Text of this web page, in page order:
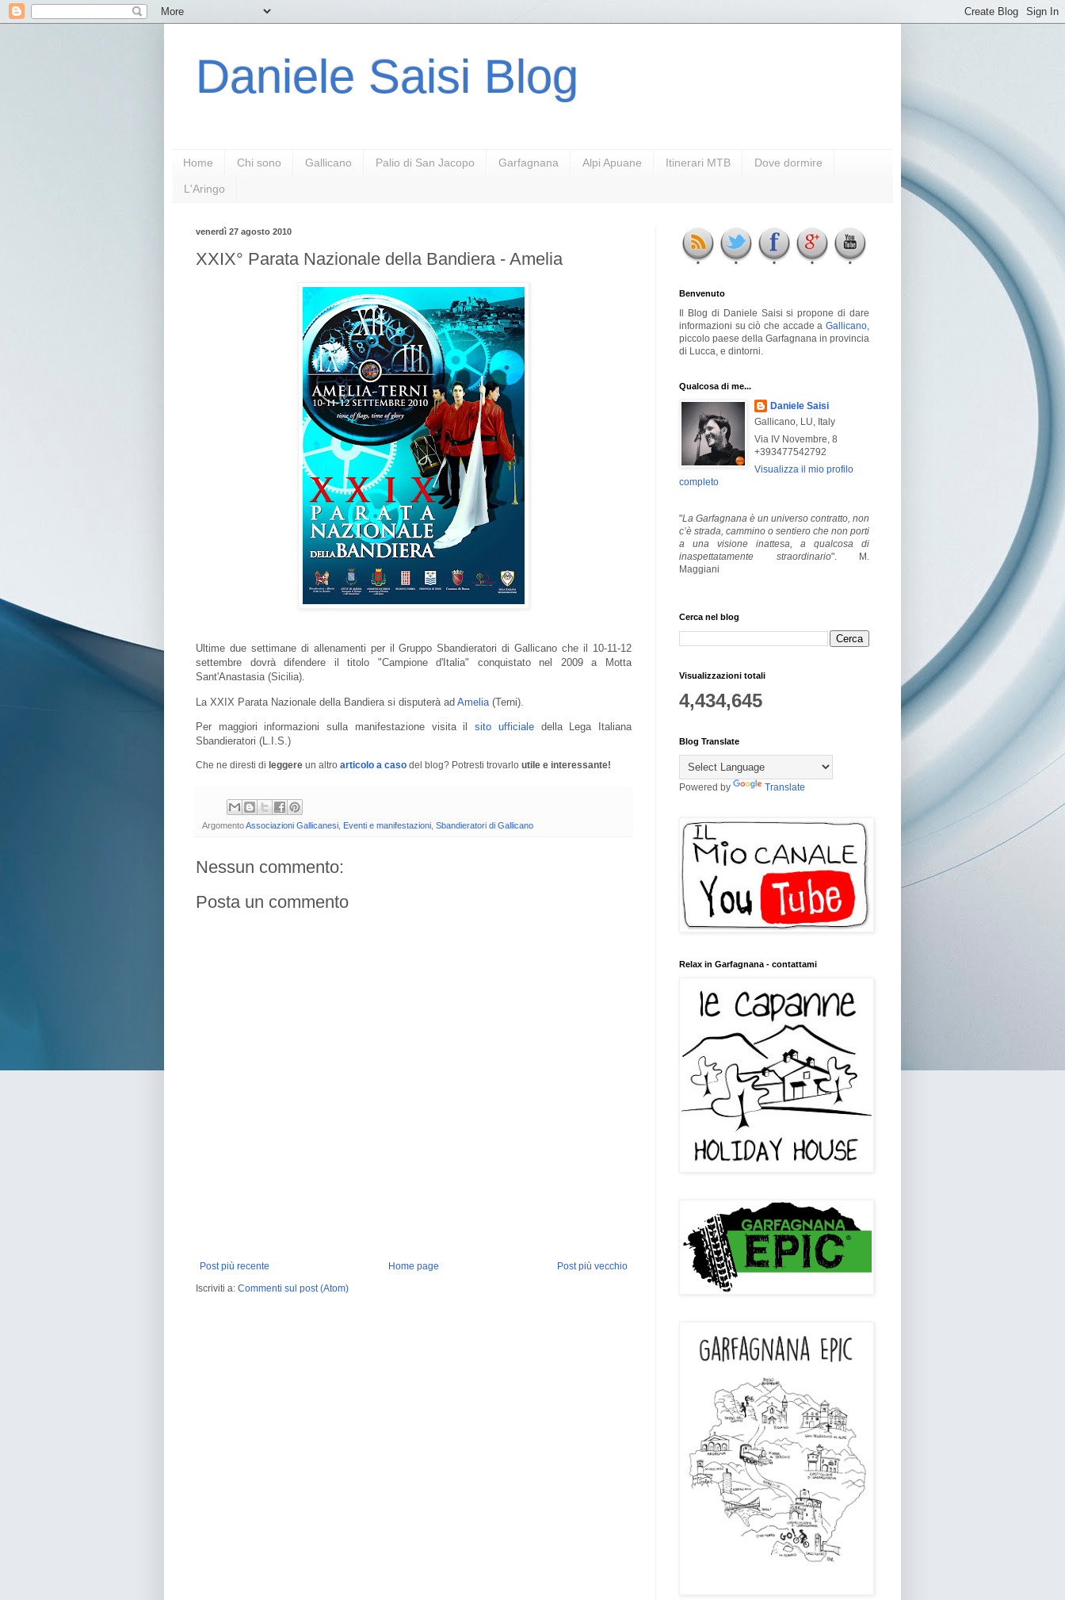
Daniele Saisi Blog
Home Chi sono Gallicano Palio di San Jacopo Garfagnana Alpi Apuane Itinerari MTB Dove dormire
L'Aringo
venerdì 27 agosto 2010
XXIX° Parata Nazionale della Bandiera - Amelia
Ultime due settimane di allenamenti per il Gruppo Sbandieratori di Gallicano che il 10-11-12
settembre dovrà difendere il titolo "Campione d'Italia" conquistato nel 2009 a Motta
Sant'Anastasia (Sicilia).
La XXIX Parata Nazionale della Bandiera si disputerà ad Amelia (Terni).
Per maggiori informazioni sulla manifestazione visita ilsito ufficialedella Lega Italiana
Sbandieratori (L.I.S.)
Che ne diresti di leggere un altro articolo a caso del blog? Potresti trovarlo utile e interessante!
ArgomentoAssociazioni Gallicanesi Eventi e manifestazioni Sbandieratori di Gallicano
Nessun commento:
Posta un commento
Post più recente Post più vecchio
Home page
Iscriviti a: Commenti sul post (Atom)
Benvenuto
Il Blog di Daniele Saisi si propone di dare
informazioni su ciò che accade a Gallicano
piccolo paese della Garfagnana in provincia
di Lucca, e dintorni.
Qualcosa di me...
Daniele Saisi
Gallicano, LU, Italy
Via IV Novembre, 8
+393477542792
Visualizza il mio profilo
completo
"La Garfagnana è un universo contratto, non
c’è strada, cammino o sentiero che non porti
a una visione inattesa, a qualcosa di
inaspettatamente straordinario". M.
Maggiani
Cerca nel blog
Visualizzazioni totali
4,434,645
Blog Translate
Powered by Translate
Relax in Garfagnana - contattami